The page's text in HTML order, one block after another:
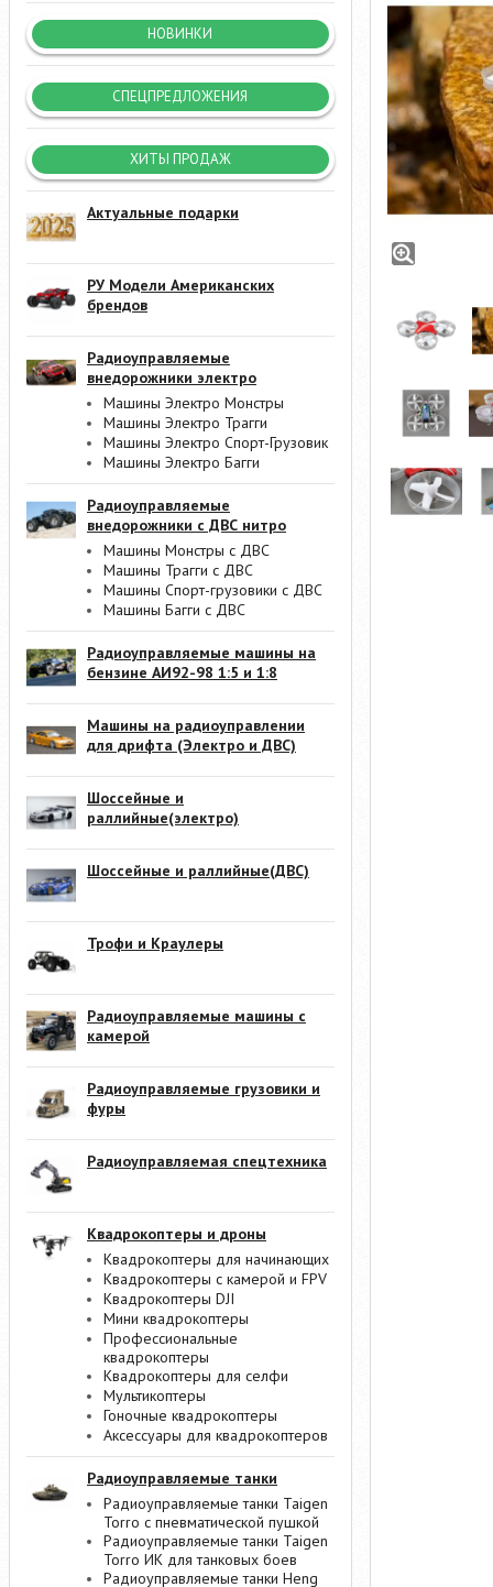
НОВИНКИ
СПЕЦПРЕДЛОЖЕНИЯ
ХИТЫ ПРОДАЖ
Актуальные подарки
РУ Модели Американских
брендов
Радиоуправляемые
внедорожники электро
Машины Электро Монстры
Машины Электро Трагги
Машины Электро Спорт-Грузовик
Машины Электро Багги
Радиоуправляемые
внедорожники с ДВС нитро
Машины Монстры с ДВС
Машины Трагги с ДВС
Машины Спорт-грузовики с ДВС
Машины Багги с ДВС
Радиоуправляемые машины на
бензине АИ92-98 1:5 и 1:8
Машины на радиоуправлении
для дрифта (Электро и ДВС)
Шоссейные и
раллийные(электро)
Шоссейные и раллийные(ДВС)
Трофи и Краулеры
Радиоуправляемые машины с
камерой
Радиоуправляемые грузовики и
фуры
Радиоуправляемая спецтехника
Квадрокоптеры и дроны
Квадрокоптеры для начинающих
Квадрокоптеры с камерой и FPV
Квадрокоптеры DJI
Мини квадрокоптеры
Профессиональные
квадрокоптеры
Квадрокоптеры для селфи
Мультикоптеры
Гоночные квадрокоптеры
Аксессуары для квадрокоптеров
Радиоуправляемые танки
Радиоуправляемые танки Taigen
Torro с пневматической пушкой
Радиоуправляемые танки Taigen
Torro ИК для танковых боев
Радиоуправляемые танки Heng